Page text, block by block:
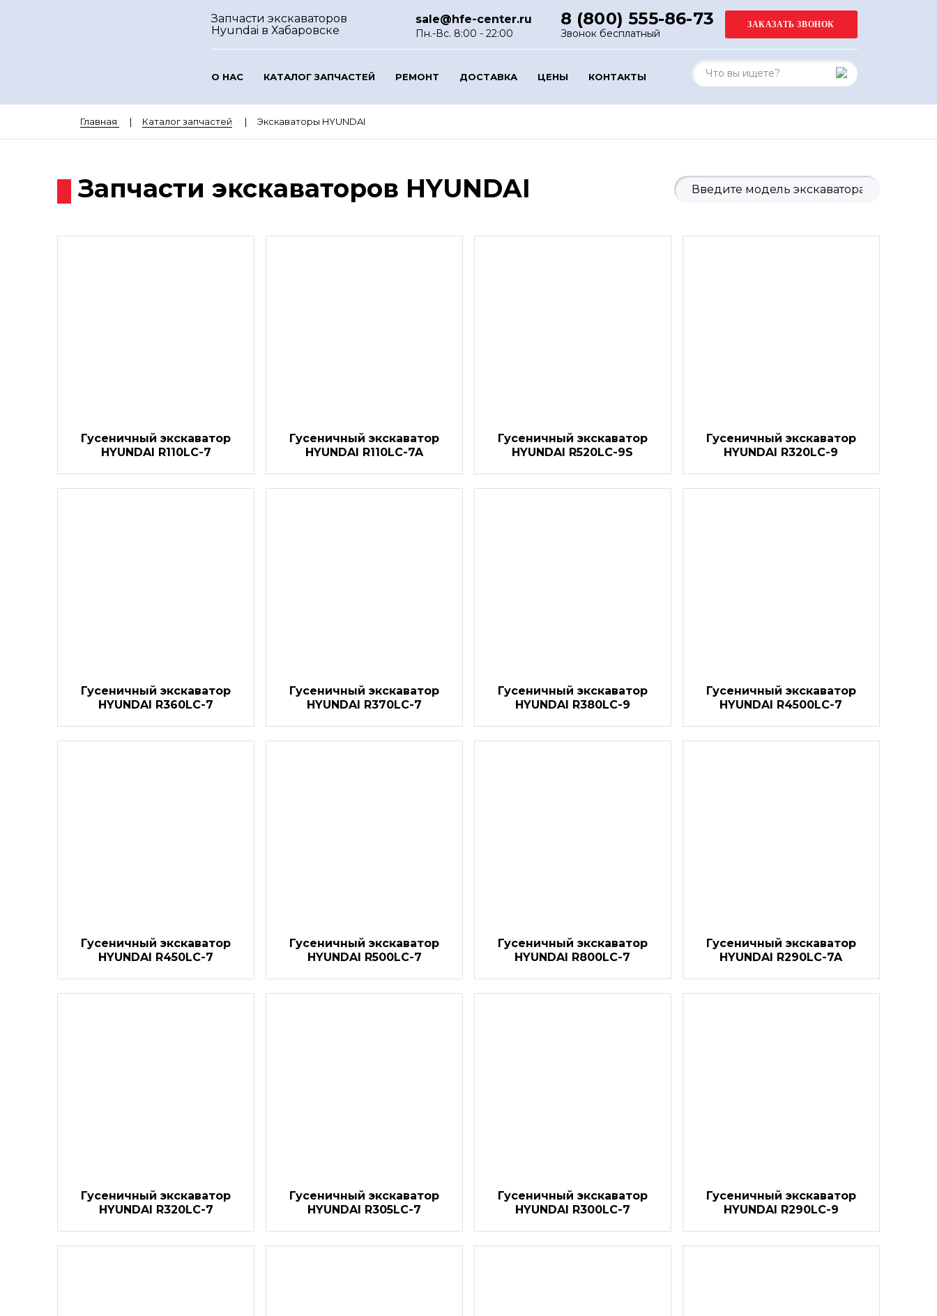
Запчасти экскаваторов
Hyundai в Хабаровске
sale@hfe-center.ru
Пн.-Вс. 8:00 - 22:00
8 (800) 555-86-73
Звонок бесплатный
О НАС КАТАЛОГ ЗАПЧАСТЕЙ РЕМОНТ ДОСТАВКА ЦЕНЫ КОНТАКТЫ
Главная Каталог запчастей Экскаваторы HYUNDAI
Запчасти экскаваторов HYUNDAI
Гусеничный экскаватор
HYUNDAI R110LC-7
Гусеничный экскаватор
HYUNDAI R110LC-7A
Гусеничный экскаватор
HYUNDAI R520LC-9S
Гусеничный экскаватор
HYUNDAI R320LC-9
Гусеничный экскаватор
HYUNDAI R360LC-7
Гусеничный экскаватор
HYUNDAI R370LC-7
Гусеничный экскаватор
HYUNDAI R380LC-9
Гусеничный экскаватор
HYUNDAI R4500LC-7
Гусеничный экскаватор
HYUNDAI R450LC-7
Гусеничный экскаватор
HYUNDAI R500LC-7
Гусеничный экскаватор
HYUNDAI R800LC-7
Гусеничный экскаватор
HYUNDAI R290LC-7A
Гусеничный экскаватор
HYUNDAI R320LC-7
Гусеничный экскаватор
HYUNDAI R305LC-7
Гусеничный экскаватор
HYUNDAI R300LC-7
Гусеничный экскаватор
HYUNDAI R290LC-9